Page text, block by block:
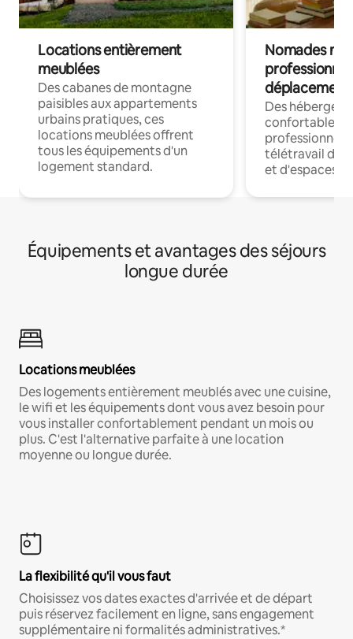
Locations entièrement
meublées
Des cabanes de montagne
paisibles aux appartements
urbains pratiques, ces
locations meublées offrent
tous les équipements d'un
logement standard.
Nomades
déplacement
Des
confortables
professionnels
télétravail
et d'espaces
Équipements et avantages des séjours
longue durée
Locations meublées
Des logements entièrement meublés avec une cuisine,
le wifi et les équipements dont vous avez besoin pour
vous installer confortablement pendant un mois ou
plus. C'est l'alternative parfaite à une location
moyenne ou longue durée.
La flexibilité qu'il vous faut
Choisissez vos dates exactes d'arrivée et de départ
puis réservez facilement en ligne, sans engagement
supplémentaire ni formalités administratives.*